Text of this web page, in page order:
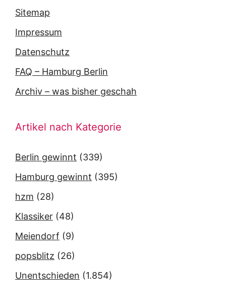
Sitemap
Impressum
Datenschutz
FAQ – Hamburg Berlin
Archiv – was bisher geschah
Artikel nach Kategorie
Berlin gewinnt (339)
Hamburg gewinnt (395)
hzm (28)
Klassiker (48)
Meiendorf (9)
popsblitz (26)
Unentschieden (1.854)